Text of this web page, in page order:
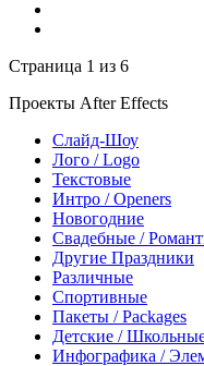
Страница 1 из 6
Проекты After Effects
Слайд-Шоу
Лого / Logo
Текстовые
Интро / Openers
Новогодние
Свадебные /
Другие Праздники
Различные
Спортивные
Пакеты / Packages
Детские /
Инфографика /